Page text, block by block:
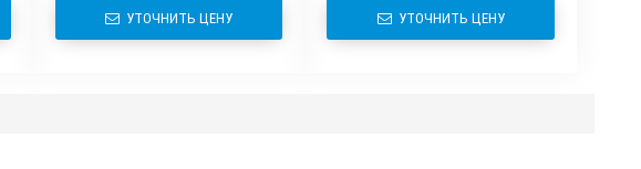
УТОЧНИТЬ ЦЕНУ УТОЧНИТЬ ЦЕНУ